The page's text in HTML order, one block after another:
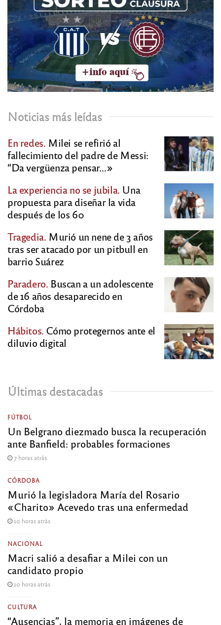
Noticias más leídas
En redes. Milei se refirió al
fallecimiento del padre de Messi:
“Da vergüenza pensar…»
La experiencia no se jubila. Una
propuesta para diseñar la vida
después de los 60
Tragedia. Murió un nene de 3 años
tras ser atacado por un pitbull en
barrio Suárez
Paradero. Buscan a un adolescente
de 16 años desaparecido en
Córdoba
Hábitos. Cómo protegernos ante el
diluvio digital
Últimas destacadas
FÚTBOL
Un Belgrano diezmado busca la recuperación
ante Banfield: probables formaciones
7 horas atrás
CÓRDOBA
Murió la legisladora María del Rosario
«Charito» Acevedo tras una enfermedad
10 horas atrás
NACIONAL
Macri salió a desafiar a Milei con un
candidato propio
10 horas atrás
CULTURA
“Ausencias”, la memoria en imágenes de